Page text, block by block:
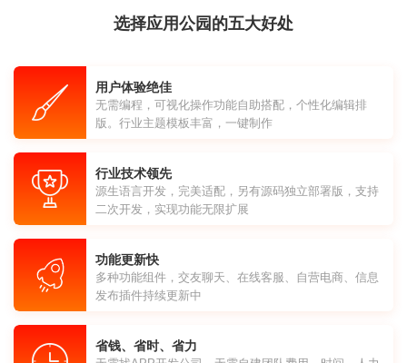
选择应用公园的五大好处
用户体验绝佳
无需编程，可视化操作功能自助搭配，个性化编辑排
版。行业主题模板丰富，一键制作
行业技术领先
源生语言开发，完美适配，另有源码独立部署版，支持
二次开发，实现功能无限扩展
功能更新快
多种功能组件，交友聊天、在线客服、自营电商、信息
发布插件持续更新中
省钱、省时、省力